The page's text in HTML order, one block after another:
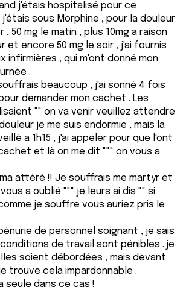
j'étais hospitalisé pour ce
j'étais sous Morphine , pour la douleur
, 50 mg le matin , plus 10mg a raison
et encore 50 mg le soir , j'ai fournis
infirmières , qui m'ont donné mon
.
beaucoup , j'ai sonné 4 fois
demander mon cachet . Les
"" on va venir veuillez attendre
je me suis endormie , mais la
a 1h15 , j'ai appeler pour que l'ont
et là on me dit """ on vous a
attéré !! Je souffrais me martyr et
a oublié """ je leurs ai dis "" si
je souffre vous auriez pris le
de personnel soignant , je sais
de travail sont pénibles ..je
soient débordées , mais devant
trouve cela impardonnable .
seule dans ce cas !